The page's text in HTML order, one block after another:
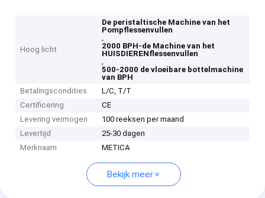
Hoog licht
De peristaltische Machine van het
Pompflessenvullen
,
2000 BPH-de Machine van het
HUISDIERENflessenvullen
,
500-2000 de vloeibare bottelmachine
van BPH
Betalingscondities
L/C, T/T
Certificering
CE
Levering vermogen
100 reeksen per maand
Levertijd
25-30 dagen
Merknaam
METICA
Bekijk meer